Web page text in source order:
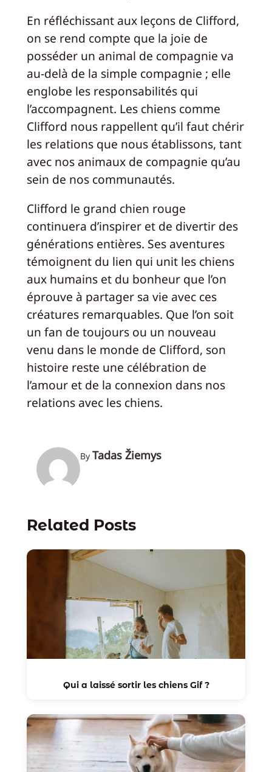
En réfléchissant aux leçons de Clifford,
on se rend compte que la joie de
posséder un animal de compagnie va
au-delà de la simple compagnie ; elle
englobe les responsabilités qui
l’accompagnent. Les chiens comme
Clifford nous rappellent qu’il faut chérir
les relations que nous établissons, tant
avec nos animaux de compagnie qu’au
sein de nos communautés.
Clifford le grand chien rouge
continuera d’inspirer et de divertir des
générations entières. Ses aventures
témoignent du lien qui unit les chiens
aux humains et du bonheur que l’on
éprouve à partager sa vie avec ces
créatures remarquables. Que l’on soit
un fan de toujours ou un nouveau
venu dans le monde de Clifford, son
histoire reste une célébration de
l’amour et de la connexion dans nos
relations avec les chiens.
By Tadas Žiemys
Related Posts
Qui a laissé sortir les chiens Gif ?